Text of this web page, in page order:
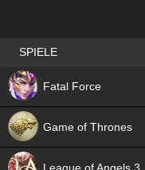
Best RPG games in Germany
SPIELE
Fatal Force
Game of Thrones